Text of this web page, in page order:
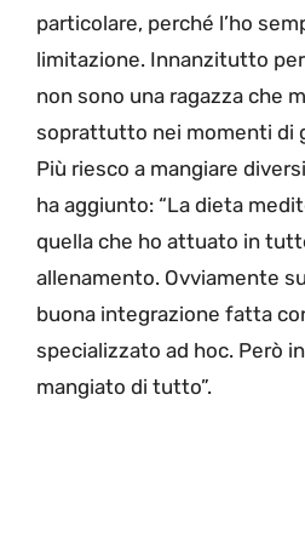
particolare, perché l’ho
limitazione. Innanzitutto
non sono una ragazza che
soprattutto nei momenti di
Più riesco a mangiare
ha aggiunto: “La dieta
quella che ho attuato in
allenamento. Ovviamente
buona integrazione fatta
specializzato ad hoc. Però
mangiato di tutto”.